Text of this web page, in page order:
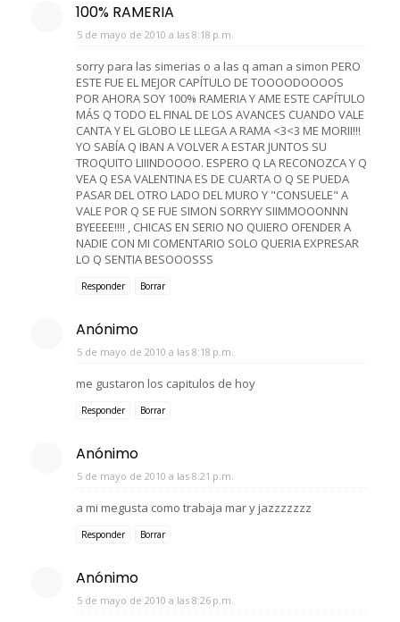
100% RAMERIA
5 de mayo de 2010 a las 8:18 p.m.
sorry para las simerias o a las q aman a simon PERO
ESTE FUE EL MEJOR CAPÍTULO DE TOOOODOOOOS
POR AHORA SOY 100% RAMERIA Y AME ESTE CAPÍTULO
MÁS Q TODO EL FINAL DE LOS AVANCES CUANDO VALE
CANTA Y EL GLOBO LE LLEGA A RAMA <3<3 ME MORII!!!
YO SABÍA Q IBAN A VOLVER A ESTAR JUNTOS SU
TROQUITO LIIINDOOOO. ESPERO Q LA RECONOZCA Y Q
VEA Q ESA VALENTINA ES DE CUARTA O Q SE PUEDA
PASAR DEL OTRO LADO DEL MURO Y "CONSUELE" A
VALE POR Q SE FUE SIMON SORRYY SIIMMOOONNN
BYEEEE!!!! , CHICAS EN SERIO NO QUIERO OFENDER A
NADIE CON MI COMENTARIO SOLO QUERIA EXPRESAR
LO Q SENTIA BESOOOSSS
Responder Borrar
Anónimo
5 de mayo de 2010 a las 8:18 p.m.
me gustaron los capitulos de hoy
Responder Borrar
Anónimo
5 de mayo de 2010 a las 8:21 p.m.
a mi megusta como trabaja mar y jazzzzzzz
Responder Borrar
Anónimo
5 de mayo de 2010 a las 8:26 p.m.